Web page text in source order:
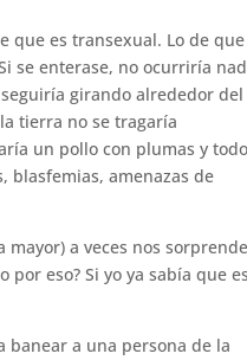
que es transexual. Lo de
se enterase, no ocurriría
girando alrededor del
tierra no se tragaría
un pollo con plumas y
blasfemias, amenazas de
a veces nos
eso? Si yo ya sabía que
banear a una persona de la